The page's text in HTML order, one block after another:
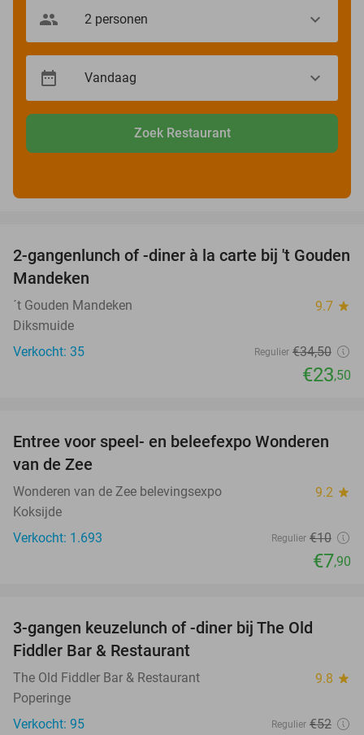
Zoek Restaurant
32%
2-gangenlunch of -diner à la carte bij 't Gouden
Mandeken
´t Gouden Mandeken 9.7 star
Diksmuide
Verkocht: 35
Regulier €34,50
€23,50
21%
Entree voor speel- en beleefexpo Wonderen
van de Zee
Wonderen van de Zee belevingsexpo 9.2 star
Koksijde
Verkocht: 1.693
Regulier €10
€7,90
3-gangen keuzelunch of -diner bij The Old
Fiddler Bar & Restaurant
The Old Fiddler Bar & Restaurant 9.8 star
Poperinge
Verkocht: 95
Regulier €52